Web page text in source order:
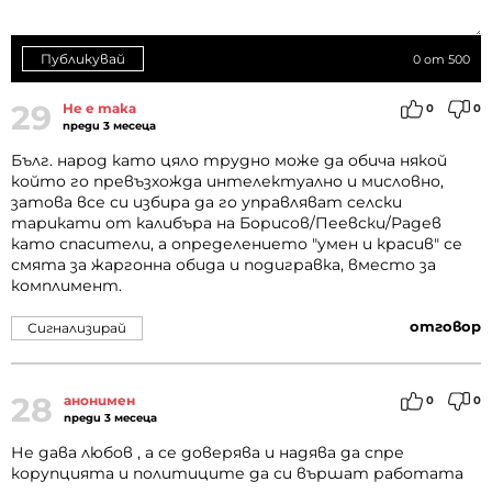
0 от 500
Публикувай
29 Не е така
преди 3 месеца
0 0
Бълг. народ като цяло трудно може да обича някой
който го превъзхожда интелектуално и мисловно,
затова все си избира да го управляват селски
тарикати от калибъра на Борисов/Пеевски/Радев
като спасители, а определението "умен и красив" се
смята за жаргонна обида и подигравка, вместо за
комплимент.
отговор
Сигнализирай
28 анонимен
преди 3 месеца
0 0
Не дава любов , а се доверява и надява да спре
корупцията и политиците да си вършат работата